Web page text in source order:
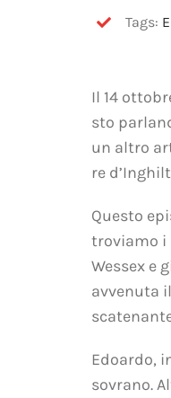
Tags:
Il 14
sto
un altro
re
Questo
troviamo i
Wessex e
avvenuta
Edoardo,
sovrano.